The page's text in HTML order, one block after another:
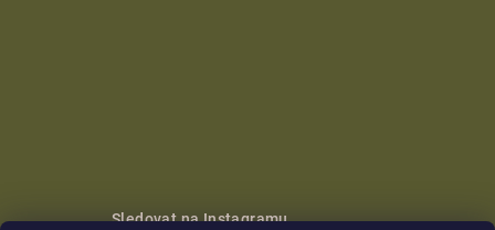
Sledovat na Instagramu